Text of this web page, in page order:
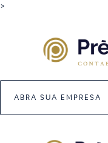
>
ABRA SUA EMPRESA